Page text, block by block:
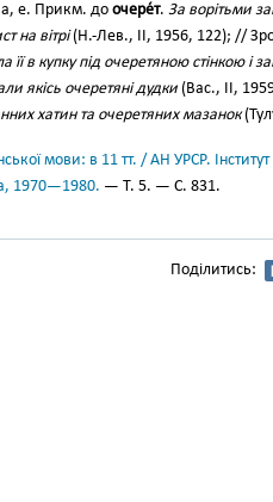
е. Прикм. до очере́т. За ворітьми
на вітрі(Н.-Лев., II, 1956, 122); //
її в купку під очеретяною стінкою і
якісь очеретяні дудки (Вас., II,
хатин та очеретяних мазанок
мови: в 11 тт. / АН УРСР.
1970—1980. — Т. 5. — С. 831.
Поділитись: